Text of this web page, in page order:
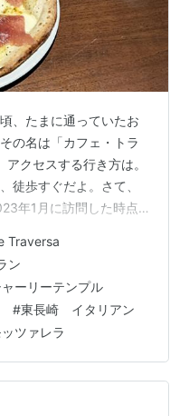
、たまに通っていたお
の名は「カフェ・トラ
クセスする行き方は。
徒歩すぐだよ。さて、
年1月に訪問した時点
てるかもだけど。まず
ジュースやノンアルが
プル（ジンジャエール
のを飲んでみるか。 グ
ドネって何か、虎ノ門
Traversa
ン
ャーリーテンプル
#東長崎 イタリアン
ツァレラ